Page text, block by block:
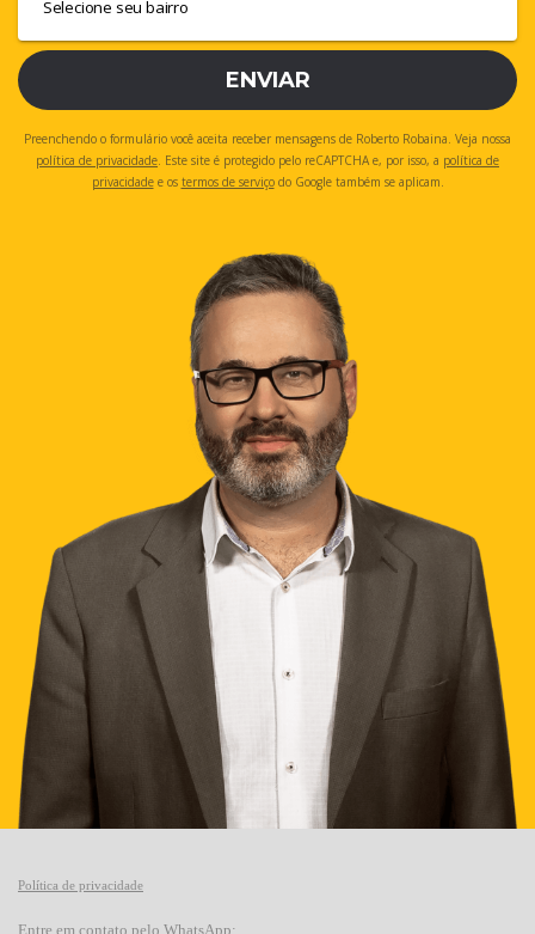
ENVIAR
Preenchendo o formulário você aceita receber mensagens de Roberto Robaina. Veja nossa
política de privacidade. Este site é protegido pelo reCAPTCHA e, por isso, a política de
privacidadee os termos de serviçodo Google também se aplicam.
Política de privacidade
Entre em contato pelo WhatsApp: